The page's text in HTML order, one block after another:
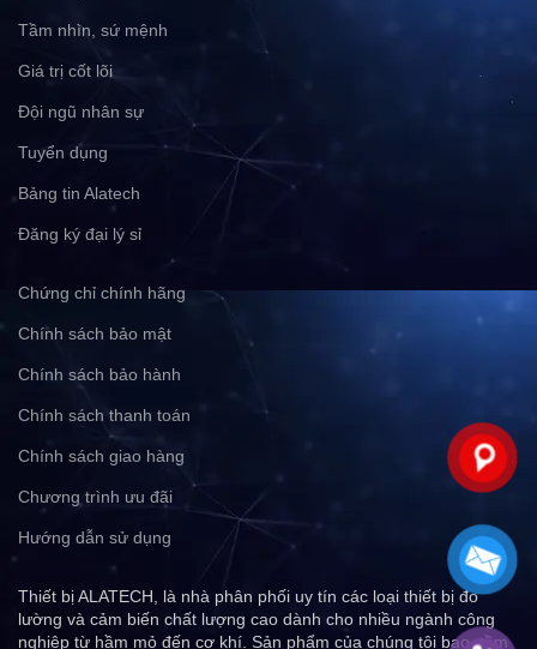
Tầm nhìn, sứ mệnh
Giá trị cốt lõi
Đội ngũ nhân sự
Tuyển dụng
Bảng tin Alatech
Đăng ký đại lý sỉ
Chứng chỉ chính hãng
Chính sách bảo mật
Chính sách bảo hành
Chính sách thanh toán
Chính sách giao hàng
Chương trình ưu đãi
Hướng dẫn sử dụng
Thiết bị ALATECH, là nhà phân phối uy tín các loại thiết bị đo
lường và cảm biến chất lượng cao dành cho nhiều ngành công
nghiệp từ hầm mỏ đến cơ khí. Sản phẩm của chúng tôi bao gồm